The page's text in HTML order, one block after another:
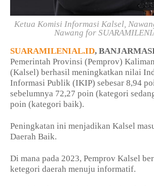
Ketua Komisi Informasi Kalsel,
Nawang for
SUARAMILENIAL.ID,
Pemerintah Provinsi (Pemprov)
(Kalsel) berhasil meningkatkan nilai
Informasi Publik (IKIP) sebesar 8,94
sebelumnya 72,27 poin (kategori
poin (kategori baik).
Peningkatan ini menjadikan Kalsel
Daerah Baik.
Di mana pada 2023, Pemprov Kalsel
ketegori daerah menuju informatif.